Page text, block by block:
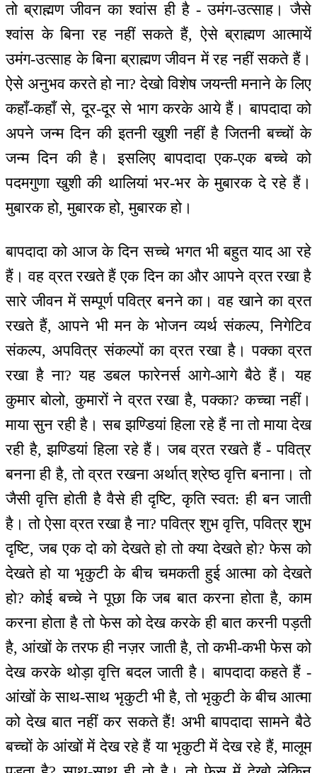
तो ब्राह्मण जीवन का श्वांस ही है - उमंग-उत्साह। जैसे
श्वांस के बिना रह नहीं सकते हैं, ऐसे ब्राह्मण आत्मायें
उमंग-उत्साह के बिना ब्राह्मण जीवन में रह नहीं सकते हैं।
ऐसे अनुभव करते हो ना? देखो विशेष जयन्ती मनाने के लिए
कहाँ-कहाँ से, दूर-दूर से भाग करके आये हैं। बापदादा को
अपने जन्म दिन की इतनी खुशी नहीं है जितनी बच्चों के
जन्म दिन की है। इसलिए बापदादा एक-एक बच्चे को
पदमगुणा खुशी की थालियां भर-भर के मुबारक दे रहे हैं।
मुबारक हो, मुबारक हो, मुबारक हो।
बापदादा को आज के दिन सच्चे भगत भी बहुत याद आ रहे
हैं। वह व्रत रखते हैं एक दिन का और आपने व्रत रखा है
सारे जीवन में सम्पूर्ण पवित्र बनने का। वह खाने का व्रत
रखते हैं, आपने भी मन के भोजन व्यर्थ संकल्प, निगेटिव
संकल्प, अपवित्र संकल्पों का व्रत रखा है। पक्का व्रत
रखा है ना? यह डबल फारेनर्स आगे-आगे बैठे हैं। यह
कुमार बोलो, कुमारों ने व्रत रखा है, पक्का? कच्चा नहीं।
माया सुन रही है। सब झण्डियां हिला रहे हैं ना तो माया देख
रही है, झण्डियां हिला रहे हैं। जब व्रत रखते हैं - पवित्र
बनना ही है, तो व्रत रखना अर्थात् श्रेष्ठ वृत्ति बनाना। तो
जैसी वृत्ति होती है वैसे ही दृष्टि, कृति स्वत: ही बन जाती
है। तो ऐसा व्रत रखा है ना? पवित्र शुभ वृत्ति, पवित्र शुभ
दृष्टि, जब एक दो को देखते हो तो क्या देखते हो? फेस को
देखते हो या भृकुटी के बीच चमकती हुई आत्मा को देखते
हो? कोई बच्चे ने पूछा कि जब बात करना होता है, काम
करना होता है तो फेस को देख करके ही बात करनी पड़ती
है, आंखों के तरफ ही नज़र जाती है, तो कभी-कभी फेस को
देख करके थोड़ा वृत्ति बदल जाती है। बापदादा कहते हैं -
आंखों के साथ-साथ भृकुटी भी है, तो भृकुटी के बीच आत्मा
को देख बात नहीं कर सकते हैं! अभी बापदादा सामने बैठे
बच्चों के आंखों में देख रहे हैं या भृकुटी में देख रहे हैं, मालूम